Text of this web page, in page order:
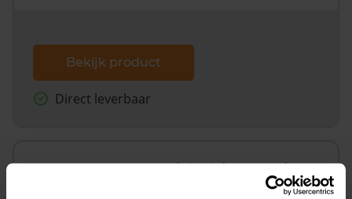
Bekijk product
Direct leverbaar
Koopsommenoverzicht (1 jaar gratis